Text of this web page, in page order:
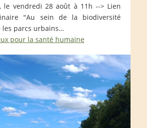
le vendredi 28 août à 11h --> Lien
"Au sein de la biodiversité
parcs urbains…
pour la santé humaine